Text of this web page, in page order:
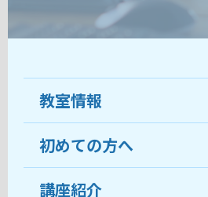
教室情報
教室について
受講生の声
初めての方へ
ココがおすすめ
講座紹介